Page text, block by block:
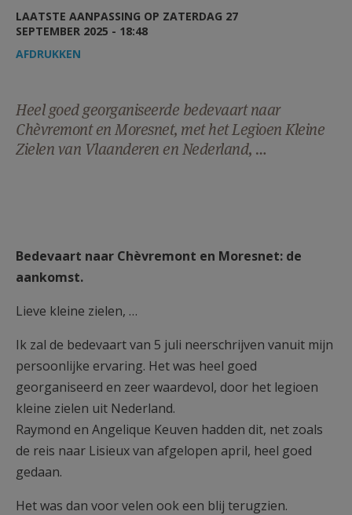
AANMELDEN OF REGISTREREN
LAATSTE AANPASSING OP ZATERDAG 27
SEPTEMBER 2025 - 18:48
AFDRUKKEN
Heel goed georganiseerde bedevaart naar
Chèvremont en Moresnet, met het Legioen Kleine
Zielen van Vlaanderen en Nederland, …
Bedevaart naar Chèvremont en Moresnet: de
aankomst.
Lieve kleine zielen, …
Ik zal de bedevaart van 5 juli neerschrijven vanuit mijn
persoonlijke ervaring. Het was heel goed
georganiseerd en zeer waardevol, door het legioen
kleine zielen uit Nederland.
Raymond en Angelique Keuven hadden dit, net zoals
de reis naar Lisieux van afgelopen april, heel goed
gedaan.
Het was dan voor velen ook een blij terugzien.